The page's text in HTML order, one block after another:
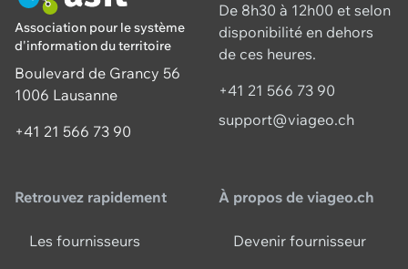
Association pour le système
d'information du territoire
Boulevard de Grancy 56
1006 Lausanne
+41 21 566 73 90
De 8h30 à 12h00 et selon
disponibilité en dehors
de ces heures.
+41 21 566 73 90
support@viageo.ch
Retrouvez rapidement
Les fournisseurs
À propos de viageo.ch
Devenir fournisseur